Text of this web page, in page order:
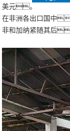
美元。
在非洲各出口国中
非和加纳紧随其后